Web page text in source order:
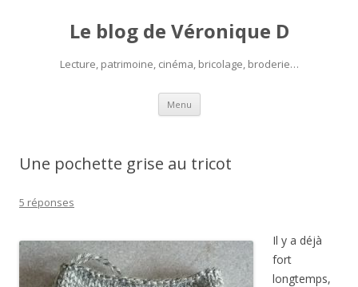
Le blog de Véronique D
Lecture, patrimoine, cinéma, bricolage, broderie…
Menu Aller
contenu
Une pochette grise au tricot
5 réponses
Il y a déjà
fort
longtemps,